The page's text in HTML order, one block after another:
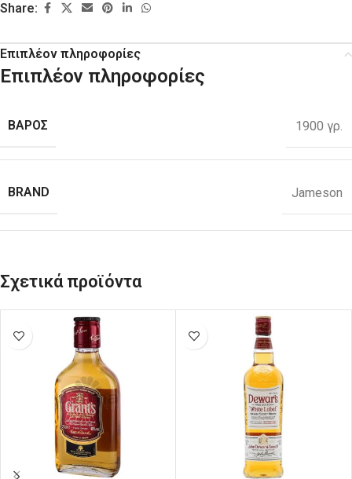
Share:
Επιπλέον πληροφορίες
Επιπλέον πληροφορίες
ΒΑΡΟΣ 1900 γρ.
BRAND Jameson
Σχετικά προϊόντα